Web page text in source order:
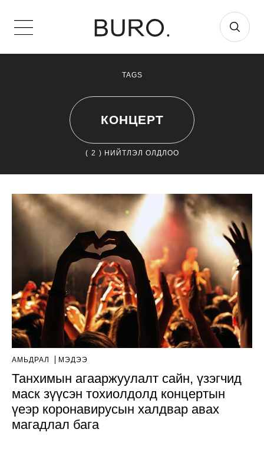
TAGS
КОНЦЕРТ
( 2 ) НИЙТЛЭЛ ОЛДЛОО
АМЬДРАЛ МЭДЭЭ
Танхимын агааржуулалт сайн, үзэгчид
маск зүүсэн тохиолдолд концертын
үеэр коронавирусын халдвар авах
магадлал бага